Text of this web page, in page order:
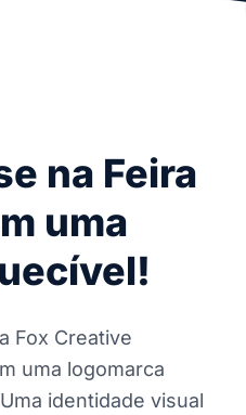
na Feira
uma
Fox Creative
uma logomarca
identidade visual